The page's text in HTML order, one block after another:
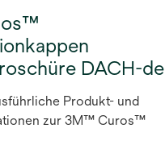
DACH-de
Produkt- und
zur 3M™ Curos™